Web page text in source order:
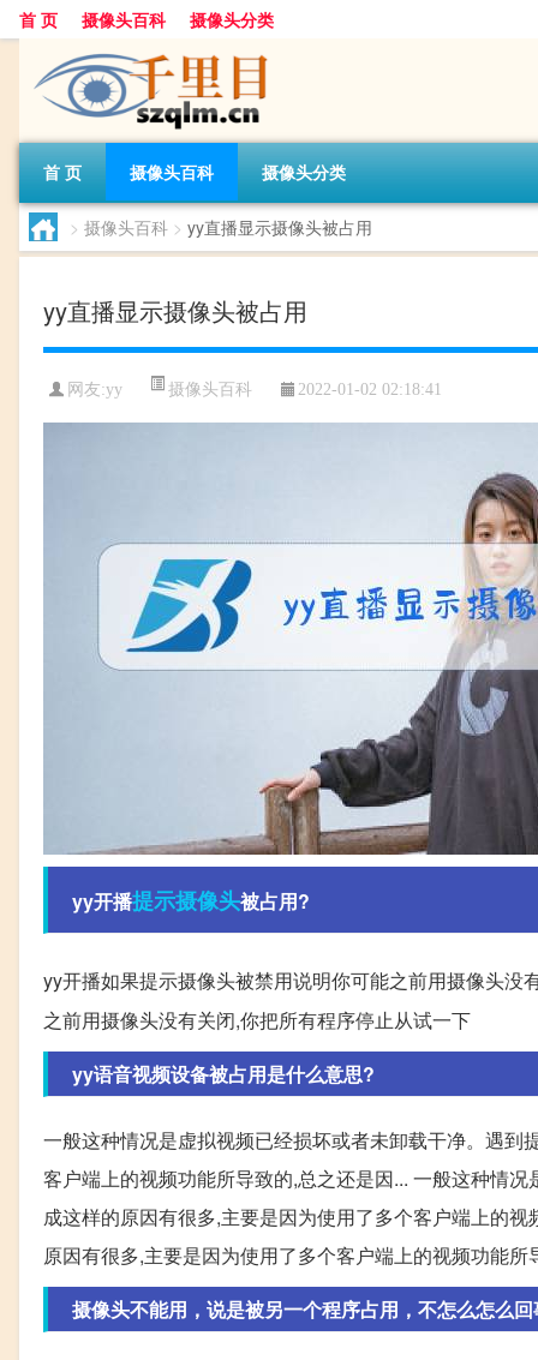
首 页 摄像头百科 摄像头分类
首 页 摄像头百科 摄像头分类
> 摄像头百科 > yy直播显示摄像头被占用
yy直播显示摄像头被占用
网友:yy 摄像头百科 2022-01-02 02:18:41
yy开播提示摄像头被占用?
yy开播如果提示摄像头被禁用说明你可能之前用摄像头没
之前用摄像头没有关闭,你把所有程序停止从试一下
yy语音视频设备被占用是什么意思?
一般这种情况是虚拟视频已经损坏或者未卸载干净。遇到
客户端上的视频功能所导致的,总之还是因... 一般这种情
成这样的原因有很多,主要是因为使用了多个客户端上的
原因有很多,主要是因为使用了多个客户端上的视频功能
摄像头不能用，说是被另一个程序占用，不怎么怎么